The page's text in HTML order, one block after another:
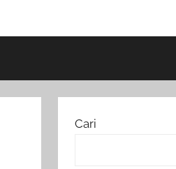
Cari